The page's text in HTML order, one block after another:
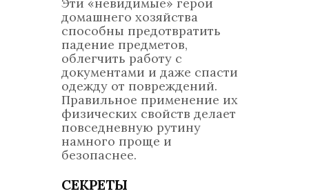
Эти «невидимые» герои
домашнего хозяйства
способны предотвратить
падение предметов,
облегчить работу с
документами и даже спасти
одежду от повреждений.
Правильное применение их
физических свойств делает
повседневную рутину
намного проще и
безопаснее.
СЕКРЕТЫ